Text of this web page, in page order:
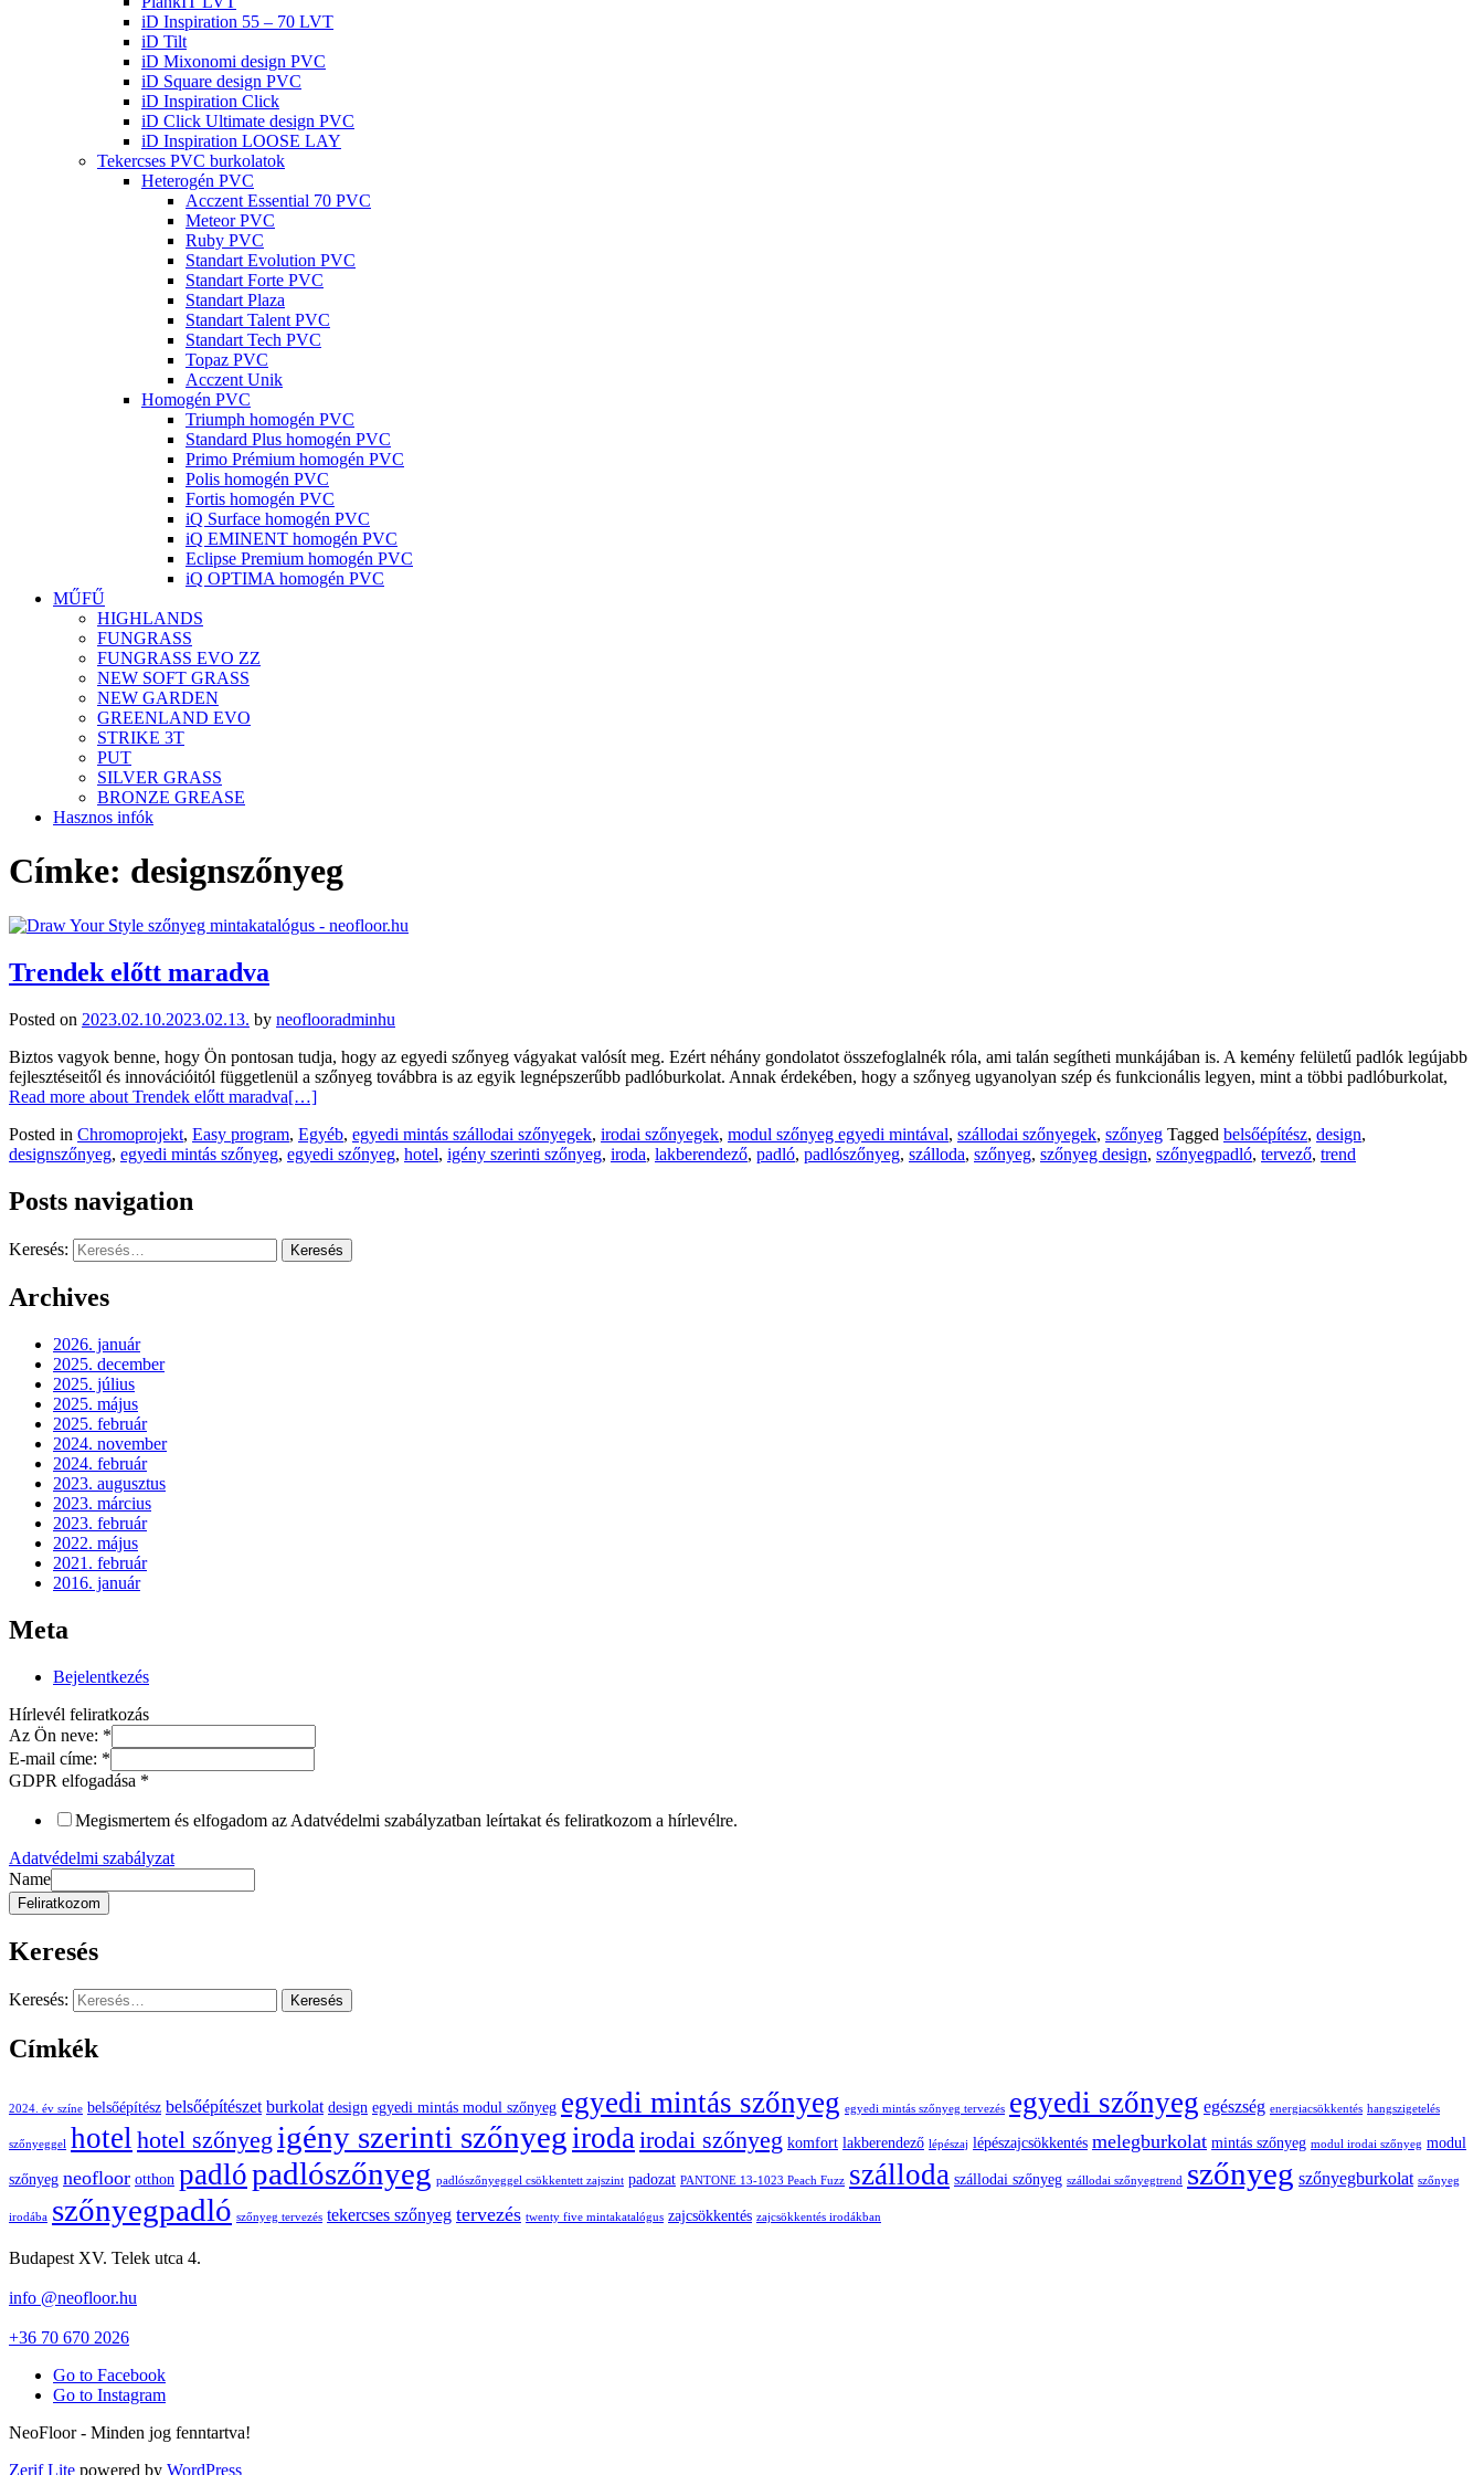
iD Inspiration 55 – 70 LVT
iD Tilt
iD Mixonomi design PVC
iD Square design PVC
iD Inspiration Click
iD Click Ultimate design PVC
iD Inspiration LOOSE LAY
Tekercses PVC burkolatok
Heterogén PVC
Acczent Essential 70 PVC
Meteor PVC
Ruby PVC
Standart Evolution PVC
Standart Forte PVC
Standart Plaza
Standart Talent PVC
Standart Tech PVC
Topaz PVC
Acczent Unik
Homogén PVC
Triumph homogén PVC
Standard Plus homogén PVC
Primo Prémium homogén PVC
Polis homogén PVC
Fortis homogén PVC
iQ Surface homogén PVC
iQ EMINENT homogén PVC
Eclipse Premium homogén PVC
iQ OPTIMA homogén PVC
MŰFŰ
HIGHLANDS
FUNGRASS
FUNGRASS EVO ZZ
NEW SOFT GRASS
NEW GARDEN
GREENLAND EVO
STRIKE 3T
PUT
SILVER GRASS
BRONZE GREASE
Hasznos infók
Címke: designszőnyeg
Trendek előtt maradva
Posted on 2023.02.10.2023.02.13. by neoflooradminhu
Biztos vagyok benne, hogy Ön pontosan tudja, hogy az egyedi szőnyeg vágyakat valósít meg. Ezért néhány gondolatot összefoglalnék róla, ami talán segítheti munkájában is. A kemény felületű padlók legújabb
fejlesztéseitől és innovációitól függetlenül a szőnyeg továbbra is az egyik legnépszerűbb padlóburkolat. Annak érdekében, hogy a szőnyeg ugyanolyan szép és funkcionális legyen, mint a többi padlóburkolat,
Read more about Trendek előtt maradva[…]
Posted in Chromoprojekt, Easy program, Egyéb, egyedi mintás szállodai szőnyegek, irodai szőnyegek, modul szőnyeg egyedi mintával, szállodai szőnyegek, szőnyeg Tagged belsőépítész, design,
designszőnyeg, egyedi mintás szőnyeg, egyedi szőnyeg, hotel, igény szerinti szőnyeg, iroda, lakberendező, padló, padlószőnyeg, szálloda, szőnyeg, szőnyeg design, szőnyegpadló, tervező, trend
Posts navigation
Keresés:
Archives
2026. január
2025. december
2025. július
2025. május
2025. február
2024. november
2024. február
2023. augusztus
2023. március
2023. február
2022. május
2021. február
2016. január
Meta
Bejelentkezés
Hírlevél feliratkozás
Az Ön neve: *
E-mail címe: *
GDPR elfogadása *
Megismertem és elfogadom az Adatvédelmi szabályzatban leírtakat és feliratkozom a hírlevélre.
Adatvédelmi szabályzat
Name
Feliratkozom
Keresés
Keresés:
Címkék
2024. év színe belsőépítész belsőépítészet burkolat design egyedi mintás modul szőnyeg egyedi mintás szőnyeg egyedi mintás szőnyeg tervezés egyedi szőnyeg egészség energiacsökkentés hangszigetelés
szőnyeggel hotel hotel szőnyeg igény szerinti szőnyeg iroda irodai szőnyeg komfort lakberendező lépészaj lépészajcsökkentés melegburkolat mintás szőnyeg modul irodai szőnyeg modul
szőnyeg neofloor otthon padlópadlószőnyeg padlószőnyeggel csökkentett zajszint padozat PANTONE 13-1023 Peach Fuzz szálloda szállodai szőnyeg szállodai szőnyegtrend szőnyeg szőnyegburkolat szőnyeg
irodába szőnyegpadló szőnyeg tervezés tekercses szőnyeg tervezés twenty five mintakatalógus zajcsökkentés zajcsökkentés irodákban
Budapest XV. Telek utca 4.
info @neofloor.hu
+36 70 670 2026
Go to Facebook
Go to Instagram
NeoFloor - Minden jog fenntartva!
Zerif Lite powered by WordPress